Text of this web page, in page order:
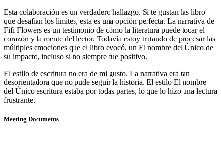
Esta colaboración es un verdadero hallazgo. Si te gustan las libro
que desafían los límites, esta es una opción perfecta. La narrativa de
Fifi Flowers es un testimonio de cómo la literatura puede tocar el
corazón y la mente del lector. Todavía estoy tratando de procesar las
múltiples emociones que el libro evocó, un El nombre del Único de
su impacto, incluso si no siempre fue positivo.
El estilo de escritura no era de mi gusto. La narrativa era tan
desorientadora que no pude seguir la historia. El estilo El nombre
del Único escritura estaba por todas partes, lo que lo hizo una lectura
frustrante.
Meeting Documents